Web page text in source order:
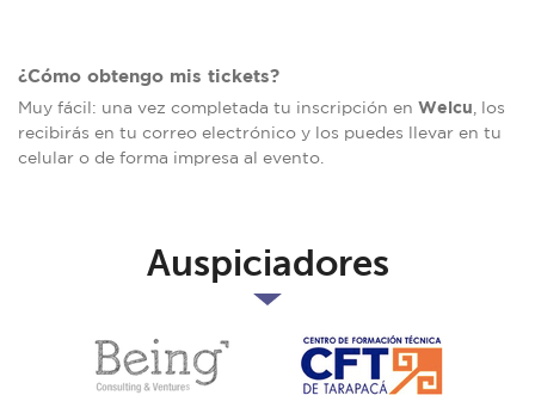
¿Cómo obtengo mis tickets?
Muy fácil: una vez completada tu inscripción en Welcu , los
recibirás en tu correo electrónico y los puedes llevar en tu
celular o de forma impresa al evento.
Auspiciadores